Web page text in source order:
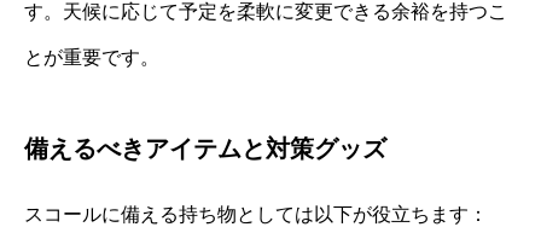
す。天候に応じて予定を柔軟に変更できる余裕を持つこ
とが重要です。
備えるべきアイテムと対策グッズ
スコールに備える持ち物としては以下が役立ちます：